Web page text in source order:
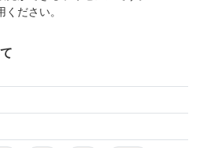
ださい。